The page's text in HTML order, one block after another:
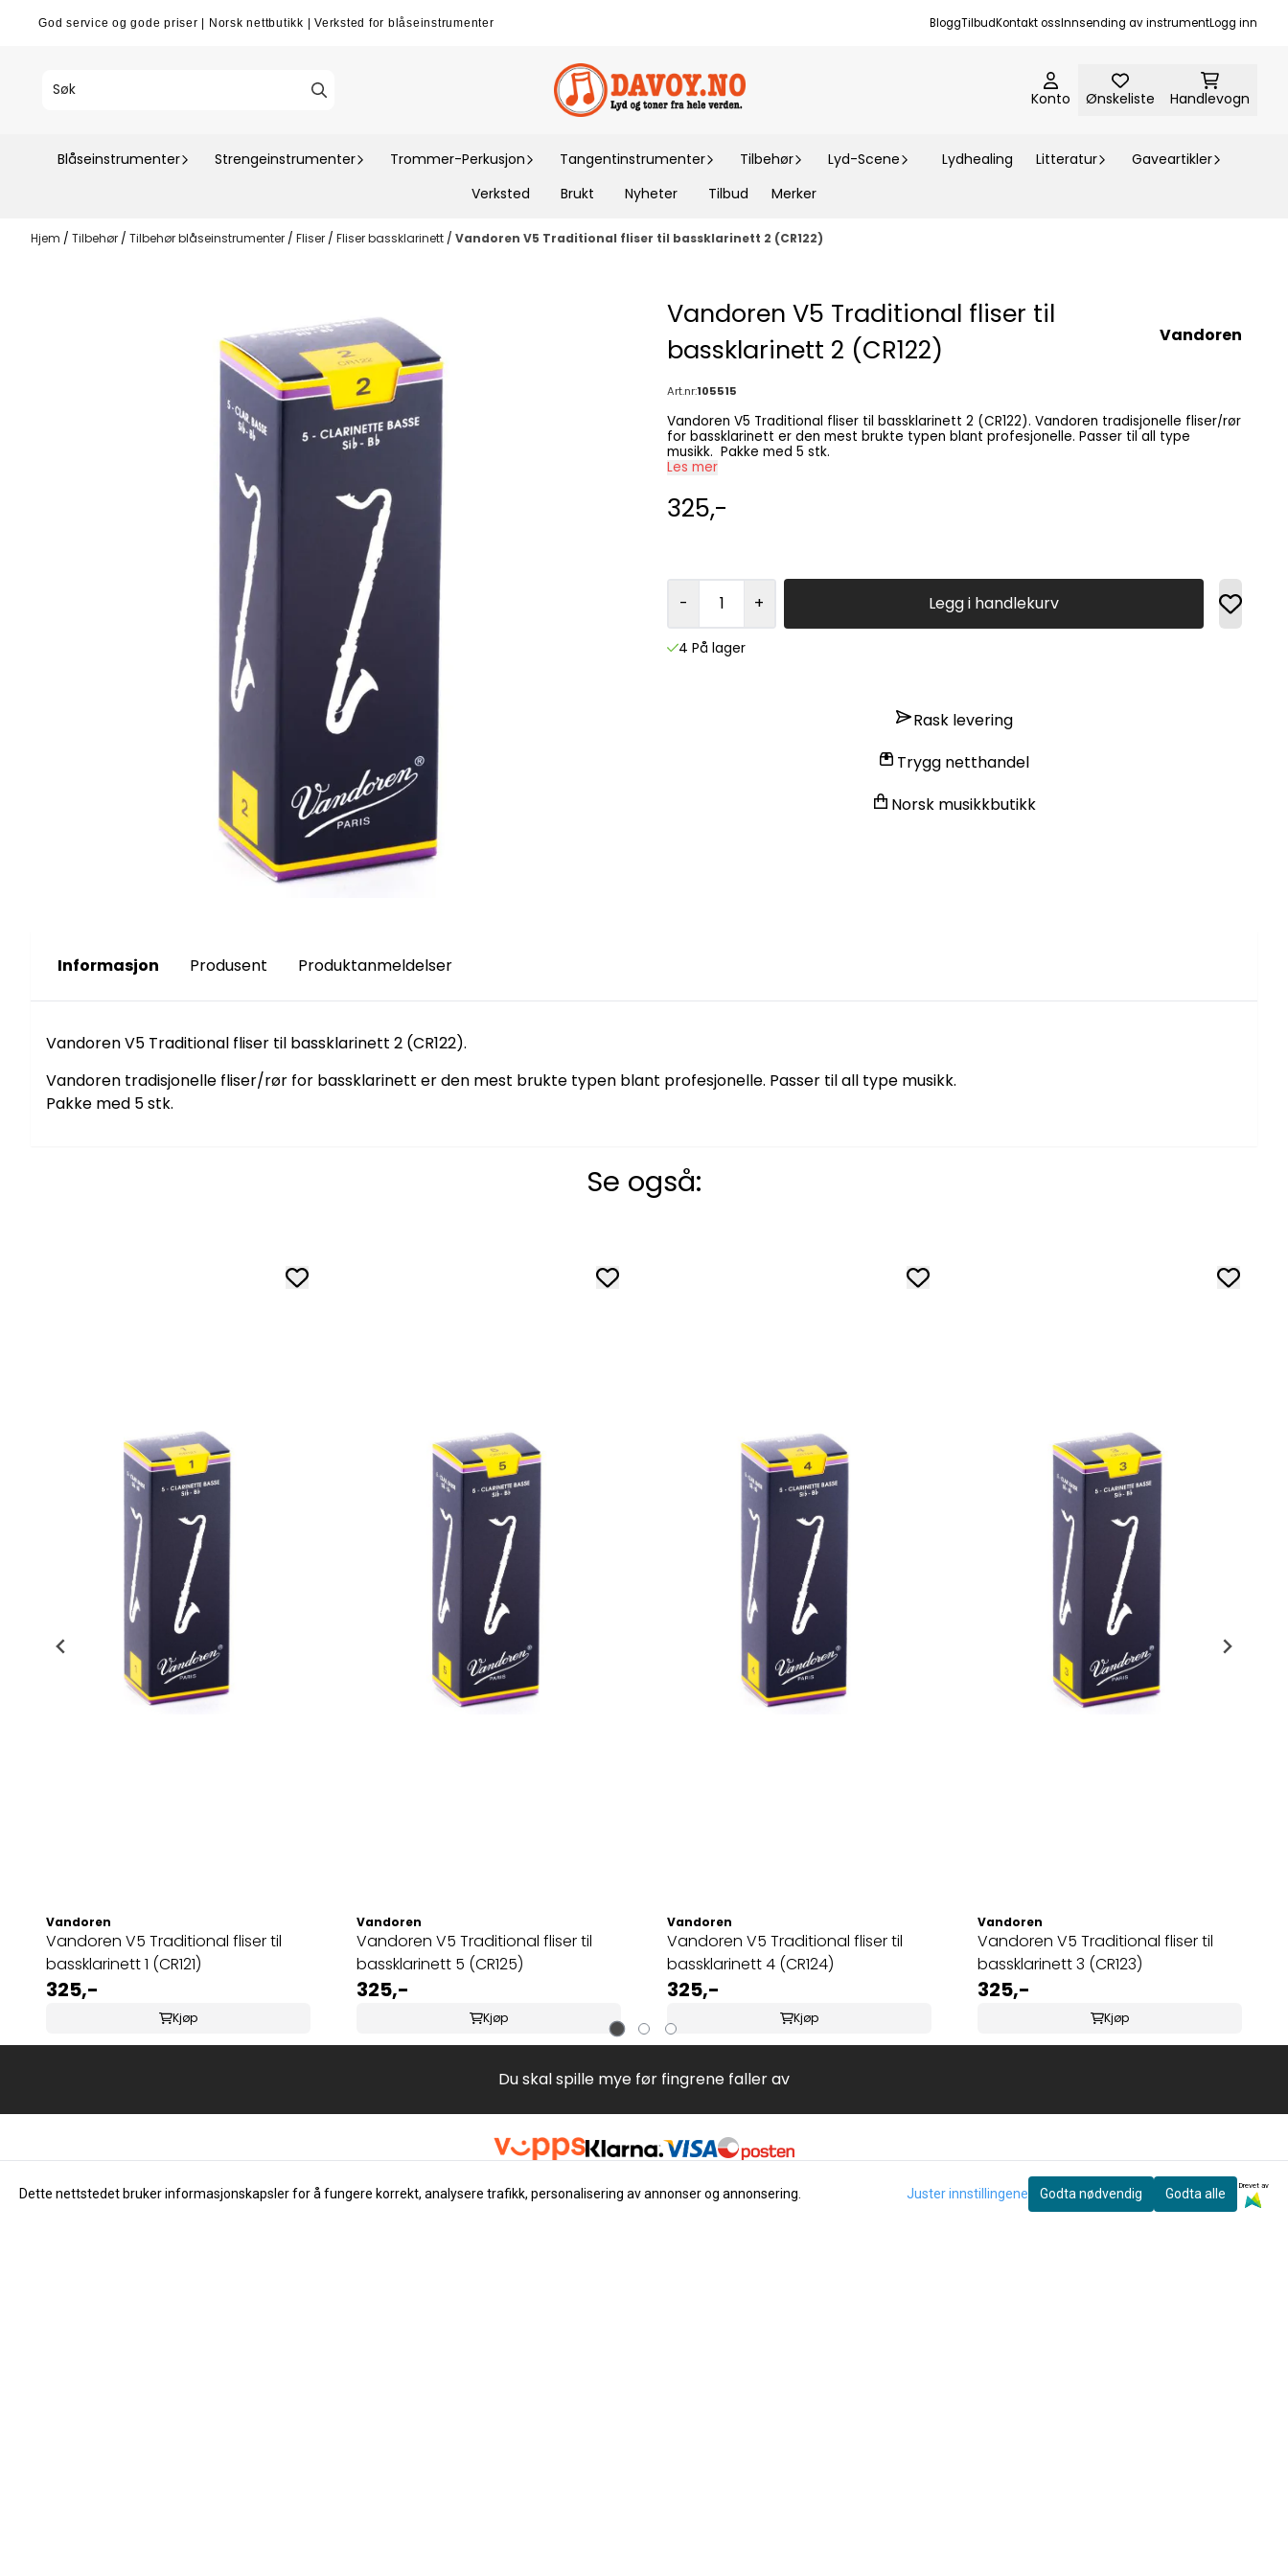
Hopp til innhold
God service og gode priser Norsk nettbutikk Verksted for blåseinstrumenter BloggTilbudKontakt ossInnsending av instrumentLogg inn
Konto Ønskeliste Handlevogn
Blåseinstrumenter Strengeinstrumenter Trommer-Perkusjon Tangentinstrumenter Tilbehør Lyd-Scene Lydhealing Litteratur
Gaveartikler
Verksted
Brukt Nyheter Tilbud Merker
Hjem / Tilbehør / Tilbehør blåseinstrumenter / Fliser / Fliser bassklarinett / Vandoren V5 Traditional fliser til bassklarinett 2 (CR122)
Vandoren V5 Traditional fliser til
bassklarinett 2 (CR122)
Vandoren
Art.nr:105515
Vandoren V5 Traditional fliser til bassklarinett 2 (CR122). Vandoren tradisjonelle fliser/rør
for bassklarinett er den mest brukte typen blant profesjonelle. Passer til all type
musikk. Pakke med 5 stk.
Les mer
325,-
- + Legg i handlekurv
4 På lager
Rask levering
Trygg netthandel
Norsk musikkbutikk
Informasjon Produsent Produktanmeldelser
Vandoren V5 Traditional fliser til bassklarinett 2 (CR122).
Vandoren tradisjonelle fliser/rør for bassklarinett er den mest brukte typen blant profesjonelle. Passer til all type musikk.
Pakke med 5 stk.
Se også:
Vandoren
Vandoren V5 Traditional fliser til
bassklarinett 1 (CR121)
325,-
Kjøp
Vandoren
Vandoren V5 Traditional fliser til
bassklarinett 5 (CR125)
325,-
Kjøp
Vandoren
Vandoren V5 Traditional fliser til
bassklarinett 4 (CR124)
325,-
Kjøp
Vandoren
Vandoren V5 Traditional fliser til
bassklarinett 3 (CR123)
325,-
Kjøp
Du skal spille mye før fingrene faller av
Dette nettstedet bruker informasjonskapsler for å fungere korrekt, analysere trafikk, personalisering av annonser og annonsering. Juster innstillingene Godta nødvendig Godta alle
Drevet av